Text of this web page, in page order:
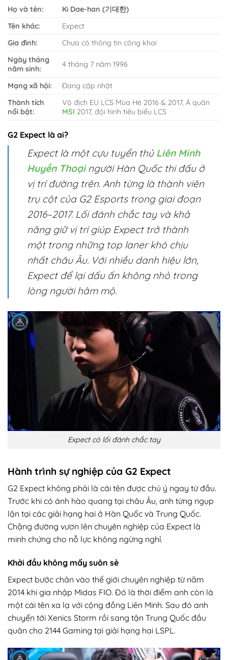
Họ và tên:
Ki Dae-han (기대한)
Tên khác:
Expect
Gia đình:
Chưa có thông tin công khai
Ngày tháng
năm sinh:
4 tháng 7 năm 1996
Mạng xã hội:
Đang cập nhật
Thành tích
nổi bật:
Vô địch EU LCS Mùa Hè 2016 & 2017, Á quân
MSI 2017, đội hình tiêu biểu LCS
G2 Expect là ai?
Expect là một cựu tuyển thủ Liên Minh
Huyền Thoạingười Hàn Quốc thi đấu ở
vị trí đường trên. Anh từng là thành viên
trụ cột của G2 Esports trong giai đoạn
2016–2017. Lối đánh chắc tay và khả
năng giữ vị trí giúp Expect trở thành
một trong những top laner khó chịu
nhất châu Âu. Với nhiều danh hiệu lớn,
Expect để lại dấu ấn không nhỏ trong
lòng người hâm mộ.
Expect có lối đánh chắc tay
Hành trình sự nghiệp của G2 Expect
G2 Expect không phải là cái tên được chú ý ngay từ đầu.
Trước khi có ánh hào quang tại châu Âu, anh từng ngụp
lặn tại các giải hạng hai ở Hàn Quốc và Trung Quốc.
Chặng đường vươn lên chuyên nghiệp của Expect là
minh chứng cho nỗ lực không ngừng nghỉ.
Khởi đầu không mấy suôn sẻ
Expect bước chân vào thế giới chuyên nghiệp từ năm
2014 khi gia nhập Midas FIO. Đó là thời điểm anh còn là
một cái tên xa lạ với cộng đồng Liên Minh. Sau đó anh
chuyển tới Xenics Storm rồi sang tận Trung Quốc đầu
quân cho 2144 Gaming tại giải hạng hai LSPL.